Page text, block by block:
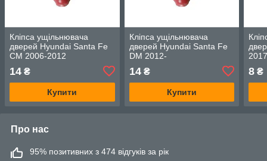
Кліпса ущільнювача
дверей Hyundai Santa Fe
CM 2006-2012
14 ₴
Купити
Кліпса ущільнювача
дверей Hyundai Santa Fe
DM 2012-
14₴
Купити
8 ₴
Про нас
95% позитивних з 474 відгуків за рік